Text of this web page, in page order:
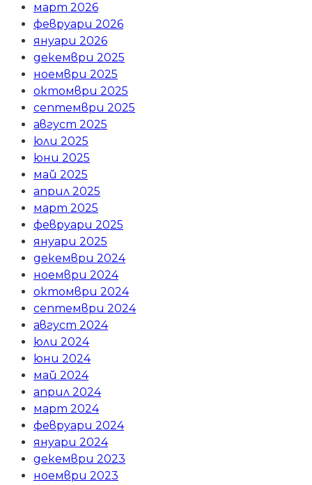
март 2026
февруари 2026
януари 2026
декември 2025
ноември 2025
октомври 2025
септември 2025
август 2025
юли 2025
юни 2025
май 2025
април 2025
март 2025
февруари 2025
януари 2025
декември 2024
ноември 2024
октомври 2024
септември 2024
август 2024
юли 2024
юни 2024
май 2024
април 2024
март 2024
февруари 2024
януари 2024
декември 2023
ноември 2023